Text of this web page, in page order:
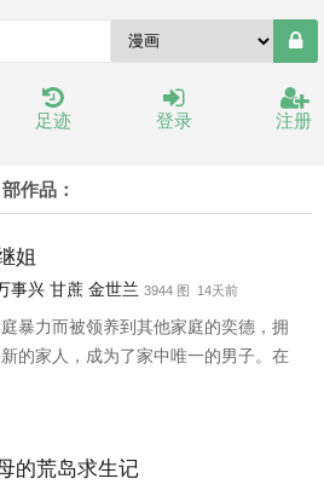
足迹 登录 注册
作品：
姐
事兴 甘蔗 金世兰 3944 图 14天前
暴力而被领养到其他家庭的奕德，拥
的家人，成为了家中唯一的男子。在
境中长大的奕德，也一天一天和家人
的荒岛求生记